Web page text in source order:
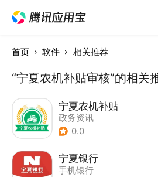
首页 软件 相关推荐
“宁夏农机补贴审核”的相关
宁夏农机补贴
政务资讯
0.0
宁夏银行
手机银行